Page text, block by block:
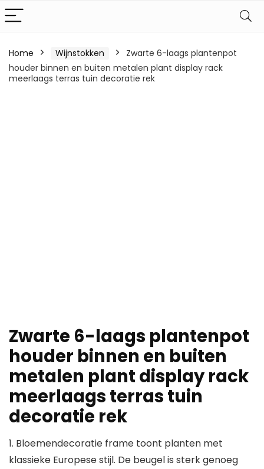
Home Wijnstokken
Zwarte 6-laags plantenpot
houder binnen en buiten metalen plant display rack
meerlaags terras tuin decoratie rek
Zwarte 6-laags plantenpot
houder binnen en buiten
metalen plant display rack
meerlaags terras tuin
decoratie rek
1. Bloemendecoratie frame toont planten met
klassieke Europese stijl. De beugel is sterk genoeg